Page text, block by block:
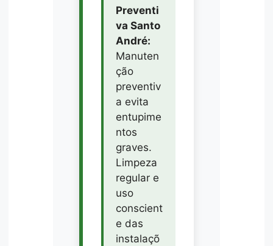
Preventi
va Santo
André:
Manuten
ção
preventiv
a evita
entupime
ntos
graves.
Limpeza
regular e
uso
conscient
e das
instalaçõ